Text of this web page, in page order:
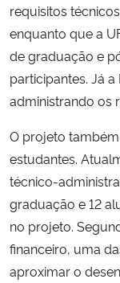
requisitos
enquanto que a
de graduação e
participantes. Já
administrando os
O projeto
estudantes.
técnico-
graduação e 12
no projeto.
financeiro, uma
aproximar o